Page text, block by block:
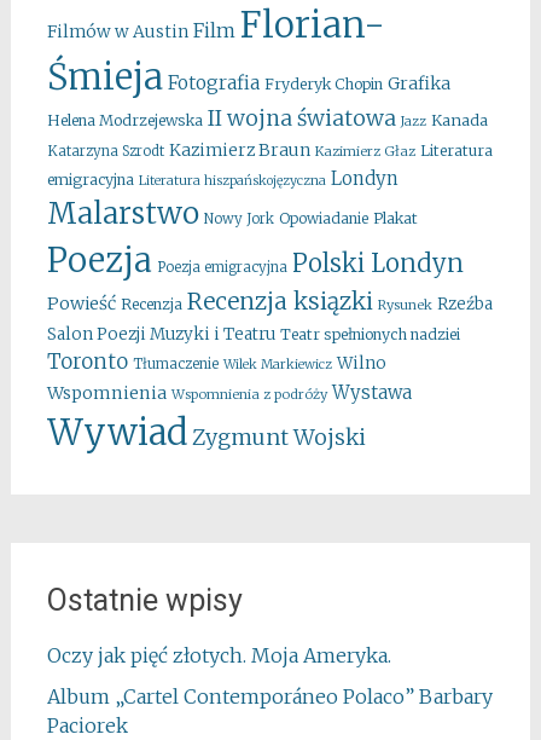
Filmów w Austin Film Florian-
Śmieja Fotografia Fryderyk Chopin Grafika
Helena Modrzejewska II wojna światowa Jazz Kanada
Katarzyna Szrodt Kazimierz Braun Kazimierz Głaz Literatura
emigracyjna Literatura hiszpańskojęzyczna Londyn
Malarstwo Nowy Jork Opowiadanie Plakat
Poezja Poezja emigracyjna Polski Londyn
Powieść Recenzja Recenzja ksiązki Rysunek Rzeźba
Salon Poezji Muzyki i Teatru Teatr spełnionych nadziei
Toronto Tłumaczenie Wilek Markiewicz Wilno
Wspomnienia Wspomnienia z podróży Wystawa
WywiadZygmunt Wojski
Ostatnie wpisy
Oczy jak pięć złotych. Moja Ameryka.
Album „Cartel Contemporáneo Polaco” Barbary
Paciorek